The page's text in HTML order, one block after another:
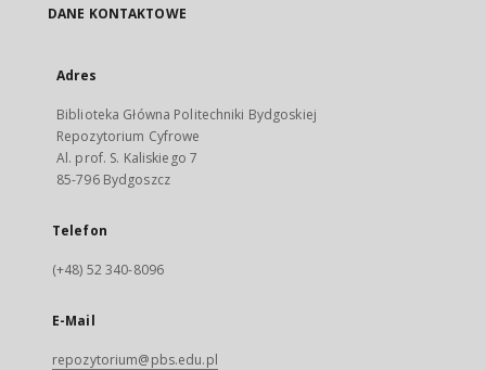
DANE KONTAKTOWE
Adres
Biblioteka Główna Politechniki Bydgoskiej
Repozytorium Cyfrowe
Al. prof. S. Kaliskiego 7
85-796 Bydgoszcz
Telefon
(+48) 52 340-8096
E-Mail
repozytorium@pbs.edu.pl